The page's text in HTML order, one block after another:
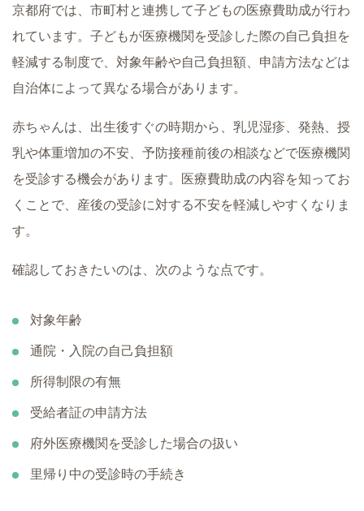
京都府では、市町村と連携して子どもの医療費助成が行わ
れています。子どもが医療機関を受診した際の自己負担を
軽減する制度で、対象年齢や自己負担額、申請方法などは
自治体によって異なる場合があります。
赤ちゃんは、出生後すぐの時期から、乳児湿疹、発熱、授
乳や体重増加の不安、予防接種前後の相談などで医療機関
を受診する機会があります。医療費助成の内容を知ってお
くことで、産後の受診に対する不安を軽減しやすくなりま
す。
確認しておきたいのは、次のような点です。
対象年齢
通院・入院の自己負担額
所得制限の有無
受給者証の申請方法
府外医療機関を受診した場合の扱い
里帰り中の受診時の手続き